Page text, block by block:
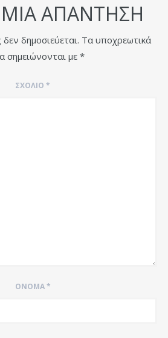
ΑΠΆΝΤΗΣΗ
δημοσιεύεται. Τα υποχρεωτικά
σημειώνονται με *
ΣΧΌΛΙΟ *
ΌΝΟΜΑ*